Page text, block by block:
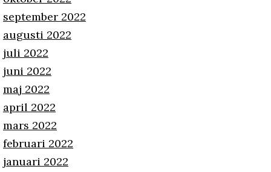
september 2022
augusti 2022
juli 2022
juni 2022
maj 2022
april 2022
mars 2022
februari 2022
januari 2022